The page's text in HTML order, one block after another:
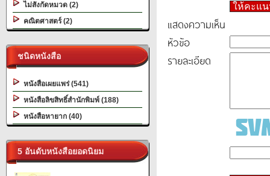
ไม่สังกัดหมวด (2)
คณิตศาสตร์ (2)
ชนิดหนังสือ
หนังสือเผยแพร่ (541)
หนังสือลิขสิทธิ์สำนักพิมพ์ (188)
หนังสือหายาก (40)
5 อันดับหนังสือยอดนิยม
ให้คะแ
แสดงความเห็น
หัวข้อ
รายละเอียด